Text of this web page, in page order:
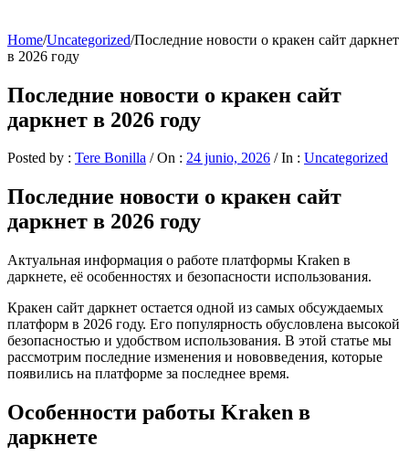
Home/Uncategorized/Последние новости о кракен сайт даркнет
в 2026 году
Последние новости о кракен сайт
даркнет в 2026 году
Posted by : Tere Bonilla / On : 24 junio, 2026 /In : Uncategorized
Последние новости о кракен сайт
даркнет в 2026 году
Актуальная информация о работе платформы Kraken в
даркнете, её особенностях и безопасности использования.
Кракен сайт даркнет остается одной из самых обсуждаемых
платформ в 2026 году. Его популярность обусловлена высокой
безопасностью и удобством использования. В этой статье мы
рассмотрим последние изменения и нововведения, которые
появились на платформе за последнее время.
Особенности работы Kraken в
даркнете